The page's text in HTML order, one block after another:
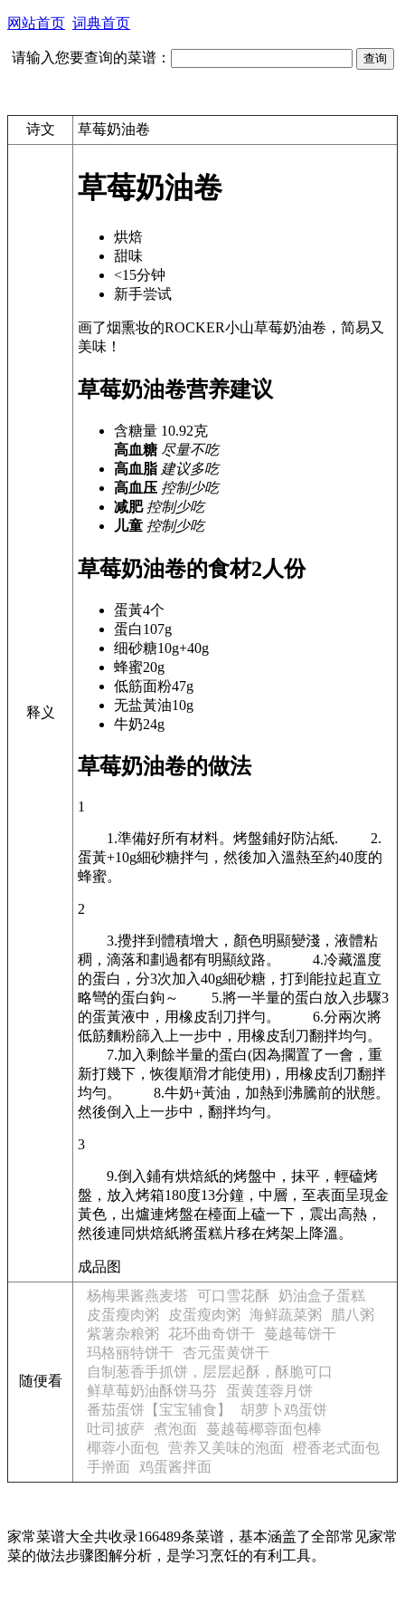
网站首页 词典首页
请输入您要查询的菜谱：
诗文 草莓奶油卷
释义
草莓奶油卷
烘焙
甜味
<15分钟
新手尝试
画了烟熏妆的ROCKER小山草莓奶油卷，简易又
美味！
草莓奶油卷营养建议
含糖量 10.92克
高血糖 尽量不吃
高血脂 建议多吃
高血压 控制少吃
减肥 控制少吃
儿童 控制少吃
草莓奶油卷的食材2人份
蛋黃4个
蛋白107g
细砂糖10g+40g
蜂蜜20g
低筋面粉47g
无盐黃油10g
牛奶24g
草莓奶油卷的做法
1
1.準備好所有材料。烤盤鋪好防沾紙. 2.
蛋黃+10g細砂糖拌勻，然後加入溫熱至約40度的
蜂蜜。
2
3.攪拌到體積增大，顏色明顯變淺，液體粘
稠，滴落和劃過都有明顯紋路。 4.冷藏溫度
的蛋白，分3次加入40g細砂糖，打到能拉起直立
略彎的蛋白鉤～ 5.將一半量的蛋白放入步驟3
的蛋黃液中，用橡皮刮刀拌勻。 6.分兩次將
低筋麵粉篩入上一步中，用橡皮刮刀翻拌均勻。
7.加入剩餘半量的蛋白(因為擱置了一會，重
新打幾下，恢復順滑才能使用)，用橡皮刮刀翻拌
均勻。 8.牛奶+黃油，加熱到沸騰前的狀態。
然後倒入上一步中，翻拌均勻。
3
9.倒入鋪有烘焙紙的烤盤中，抹平，輕磕烤
盤，放入烤箱180度13分鐘，中層，至表面呈現金
黃色，出爐連烤盤在檯面上磕一下，震出高熱，
然後連同烘焙紙將蛋糕片移在烤架上降溫。
成品图
随便看
杨梅果酱燕麦塔 可口雪花酥
奶油盒子蛋糕
皮蛋瘦肉粥
皮蛋瘦肉粥 海鲜蔬菜粥
腊八粥
紫薯杂粮粥
花环曲奇饼干 蔓越莓饼干
玛格丽特饼干 杏元蛋黄饼干
自制葱香手抓饼，层层起酥，酥脆可口
鲜草莓奶油酥饼马芬
蛋黄莲蓉月饼
番茄蛋饼【宝宝辅食】
胡萝卜鸡蛋饼
吐司披萨
煮泡面
蔓越莓椰蓉面包棒
椰蓉小面包 营养又美味的泡面
橙香老式面包
手擀面
鸡蛋酱拌面
家常菜谱大全共收录166489条菜谱，基本涵盖了全部常见家常
菜的做法步骤图解分析，是学习烹饪的有利工具。